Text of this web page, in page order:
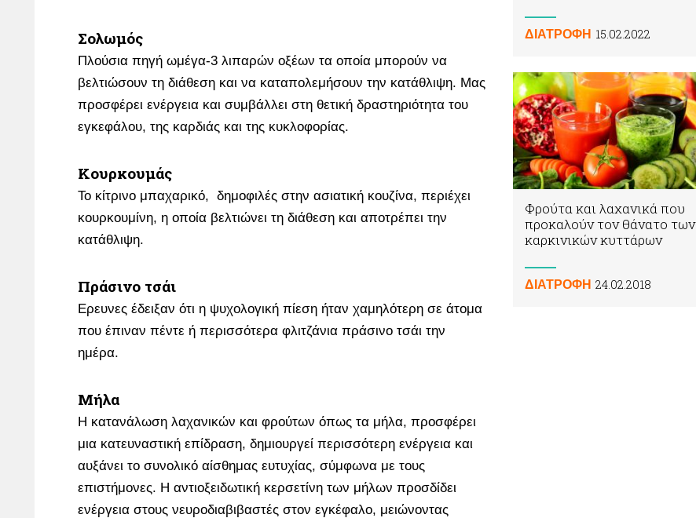
Σολωμός
Πλούσια πηγή ωμέγα-3 λιπαρών οξέων τα οποία μπορούν να
βελτιώσουν τη διάθεση και να καταπολεμήσουν την κατάθλιψη. Μας
προσφέρει ενέργεια και συμβάλλει στη θετική δραστηριότητα του
εγκεφάλου, της καρδιάς και της κυκλοφορίας.
Κουρκουμάς
Το κίτρινο μπαχαρικό, δημοφιλές στην ασιατική κουζίνα, περιέχει
κουρκουμίνη, η οποία βελτιώνει τη διάθεση και αποτρέπει την
κατάθλιψη.
Πράσινο τσάι
Ερευνες έδειξαν ότι η ψυχολογική πίεση ήταν χαμηλότερη σε άτομα
που έπιναν πέντε ή περισσότερα φλιτζάνια πράσινο τσάι την
ημέρα.
Mήλα
Η κατανάλωση λαχανικών και φρούτων όπως τα μήλα, προσφέρει
μια κατευναστική επίδραση, δημιουργεί περισσότερη ενέργεια και
αυξάνει το συνολικό αίσθημας ευτυχίας, σύμφωνα με τους
επιστήμονες. Η αντιοξειδωτική κερσετίνη των μήλων προσδίδει
ενέργεια στους νευροδιαβιβαστές στον εγκέφαλο, μειώνοντας
ΔΙΑΤΡΟΦΗ 15.02.2022
Φρούτα και λαχανικά που
προκαλούν τον θάνατο των
καρκινικών κυττάρων
ΔΙΑΤΡΟΦΗ 24.02.2018